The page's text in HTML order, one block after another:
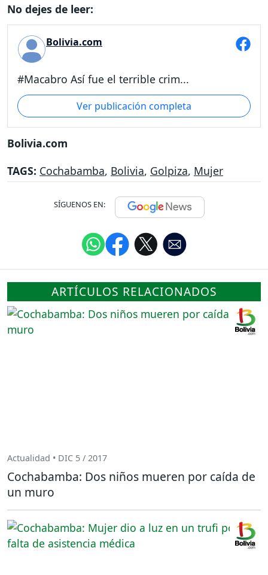
No dejes de leer:
Bolivia.com
#Macabro Así fue el terrible crim...
Ver publicación completa
Bolivia.com
TAGS: Cochabamba, Bolivia, Golpiza, Mujer
SÍGUENOS EN:
ARTÍCULOS RELACIONADOS
Actualidad • DIC 5 / 2017
Cochabamba: Dos niños mueren por caída de
un muro